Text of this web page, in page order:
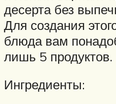
десерта без
Для создания
блюда вам
лишь 5 продуктов.
Ингредиенты: